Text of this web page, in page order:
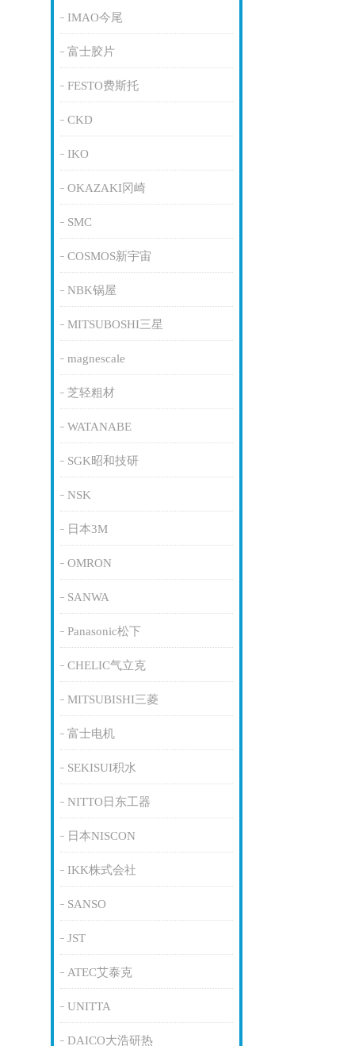
IMAO今尾
富士胶片
FESTO费斯托
CKD
IKO
OKAZAKI冈崎
SMC
COSMOS新宇宙
NBK锅屋
MITSUBOSHI三星
magnescale
芝轻粗材
WATANABE
SGK昭和技研
NSK
日本3M
OMRON
SANWA
Panasonic松下
CHELIC气立克
MITSUBISHI三菱
富士电机
SEKISUI积水
NITTO日东工器
日本NISCON
IKK株式会社
SANSO
JST
ATEC艾泰克
UNITTA
DAICO大浩研热